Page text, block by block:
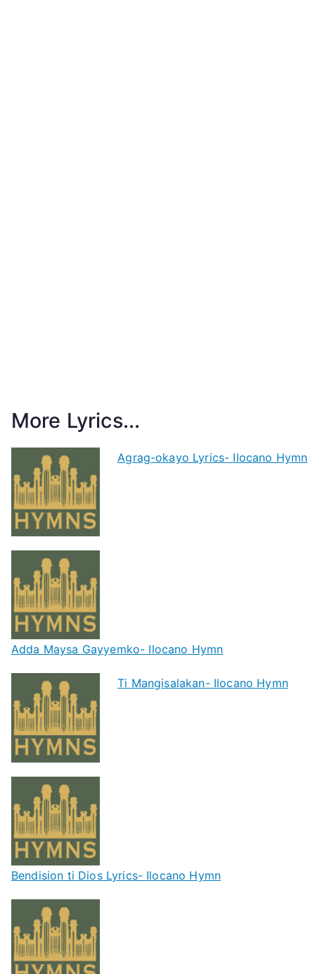
More Lyrics...
Agrag-okayo Lyrics- Ilocano Hymn
Adda Maysa Gayyemko- Ilocano Hymn
Ti Mangisalakan- Ilocano Hymn
Bendision ti Dios Lyrics- Ilocano Hymn